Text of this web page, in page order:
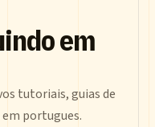
em
tutoriais, guias de
portugues.